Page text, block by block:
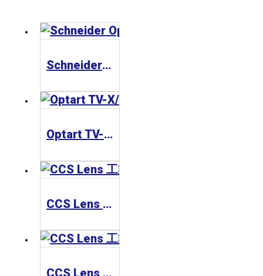
Schneider Optics Xenoplan 1.3” 工業鏡頭
Optart TV-X/TV-XE Series(Small Mount) 工業鏡頭
CCS Lens 工業鏡頭 SE-65 Series